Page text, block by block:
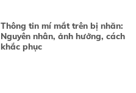
Thông tin mí mắt trên bị nhăn:
Nguyên nhân, ảnh hưởng, cách
khắc phục